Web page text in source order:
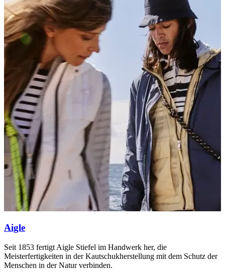
Aigle
Seit 1853 fertigt Aigle Stiefel im Handwerk her, die
Meisterfertigkeiten in der Kautschukherstellung mit dem Schutz der
Menschen in der Natur verbinden.